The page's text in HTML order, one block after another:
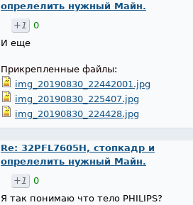
опрелелить нужный Майн.
+1
0
И еще
Прикрепленные файлы:
img_20190830_22442001.jpg
img_20190830_225407.jpg
img_20190830_224428.jpg
Re: 32PFL7605H, стопкадр и
опрелелить нужный Майн.
+1
0
Я так понимаю что тело PHILIPS?